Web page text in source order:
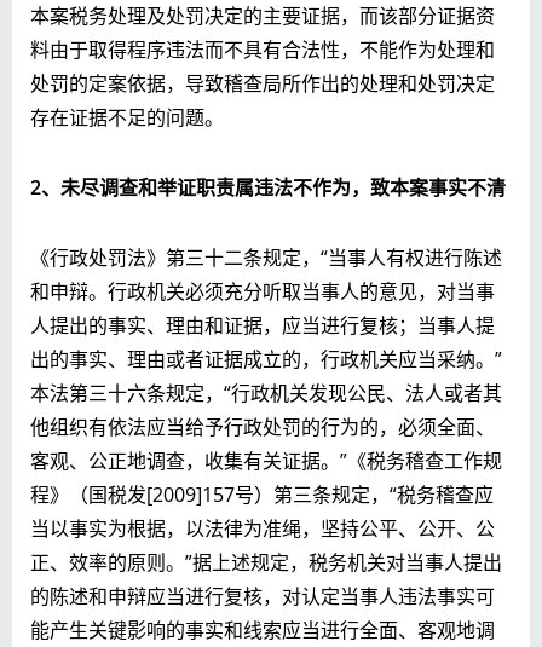
本案税务处理及处罚决定的主要证据，而该部分证据资
料由于取得程序违法而不具有合法性，不能作为处理和
处罚的定案依据，导致稽查局所作出的处理和处罚决定
存在证据不足的问题。
2、未尽调查和举证职责属违法不作为，致本案事实不清
《行政处罚法》第三十二条规定，“当事人有权进行陈述
和申辩。行政机关必须充分听取当事人的意见，对当事
人提出的事实、理由和证据，应当进行复核；当事人提
出的事实、理由或者证据成立的，行政机关应当采纳。”
本法第三十六条规定，“行政机关发现公民、法人或者其
他组织有依法应当给予行政处罚的行为的，必须全面、
客观、公正地调查，收集有关证据。”《税务稽查工作规
程》（国税发[2009]157号）第三条规定，“税务稽查应
当以事实为根据，以法律为准绳，坚持公平、公开、公
正、效率的原则。”据上述规定，税务机关对当事人提出
的陈述和申辩应当进行复核，对认定当事人违法事实可
能产生关键影响的事实和线索应当进行全面、客观地调